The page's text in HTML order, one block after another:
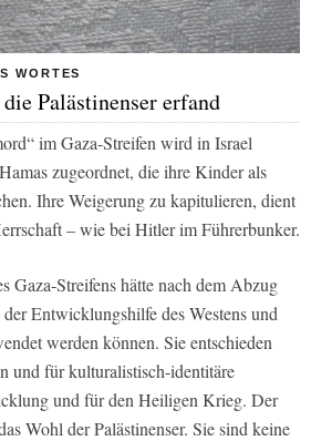
WORTES
Palästinenser erfand
im Gaza-Streifen wird in Israel
zugeordnet, die ihre Kinder als
Ihre Weigerung zu kapitulieren, dient
– wie bei Hitler im Führerbunker.
Gaza-Streifens hätte nach dem Abzug
Entwicklungshilfe des Westens und
werden können. Sie entschieden
und für kulturalistisch-identitäre
und für den Heiligen Krieg. Der
Wohl der Palästinenser. Sie sind keine